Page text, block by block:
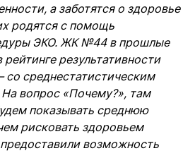
а заботятся о здоровье
родятся с помощь
ЭКО. ЖК №44 в прошлые
результативности
среднестатистическим
На вопрос «Почему?», там
показывать среднюю
рисковать здоровьем
возможность